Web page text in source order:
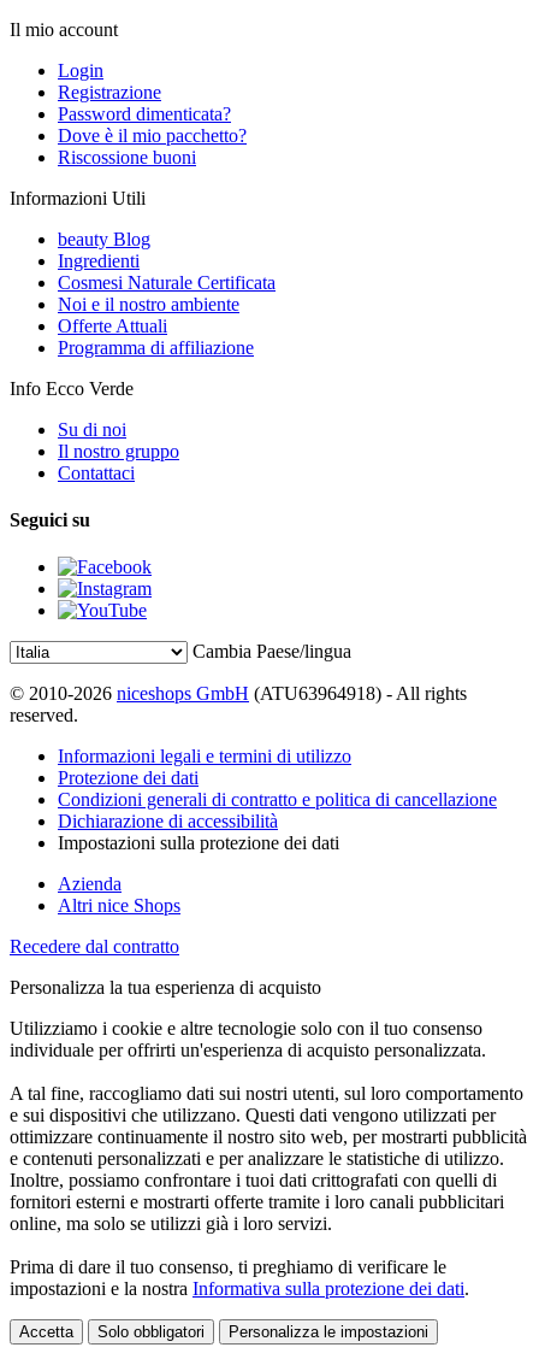
Il mio account
Login
Registrazione
Password dimenticata?
Dove è il mio pacchetto?
Riscossione buoni
Informazioni Utili
beauty Blog
Ingredienti
Cosmesi Naturale Certificata
Noi e il nostro ambiente
Offerte Attuali
Programma di affiliazione
Info Ecco Verde
Su di noi
Il nostro gruppo
Contattaci
Seguici su
Cambia Paese/lingua
© 2010-2026 niceshops GmbH (ATU63964918) - All rights
reserved.
Informazioni legali e termini di utilizzo
Protezione dei dati
Condizioni generali di contratto e politica di cancellazione
Dichiarazione di accessibilità
Impostazioni sulla protezione dei dati
Azienda
Altri nice Shops
Recedere dal contratto
Personalizza la tua esperienza di acquisto
Utilizziamo i cookie e altre tecnologie solo con il tuo consenso
individuale per offrirti un'esperienza di acquisto personalizzata.
A tal fine, raccogliamo dati sui nostri utenti, sul loro comportamento
e sui dispositivi che utilizzano. Questi dati vengono utilizzati per
ottimizzare continuamente il nostro sito web, per mostrarti pubblicità
e contenuti personalizzati e per analizzare le statistiche di utilizzo.
Inoltre, possiamo confrontare i tuoi dati crittografati con quelli di
fornitori esterni e mostrarti offerte tramite i loro canali pubblicitari
online, ma solo se utilizzi già i loro servizi.
Prima di dare il tuo consenso, ti preghiamo di verificare le
impostazioni e la nostra Informativa sulla protezione dei dati.
Accetta Solo obbligatori Personalizza le impostazioni